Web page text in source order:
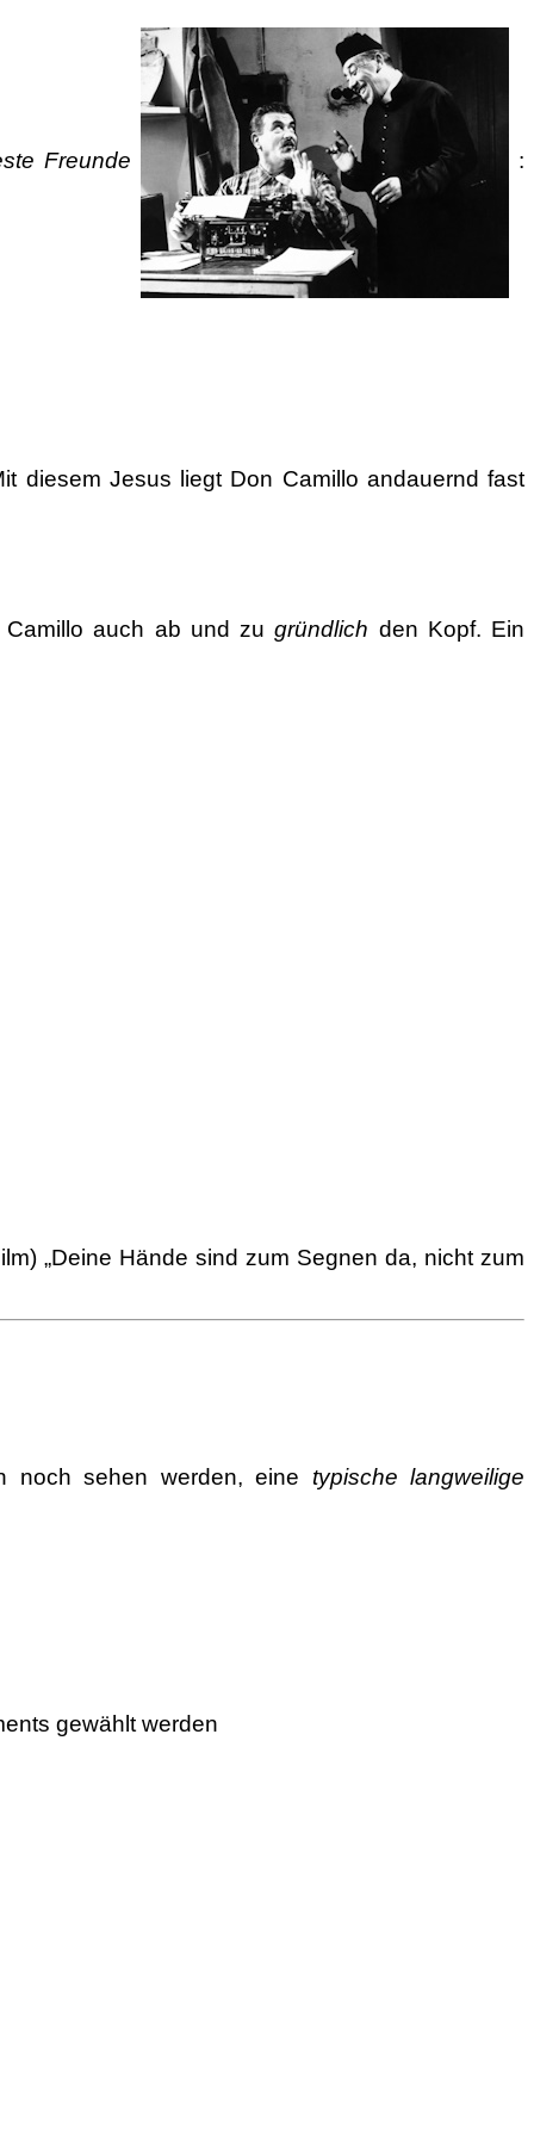
Freunde :
diesem Jesus liegt Don Camillo andauernd fast
Camillo auch ab und zugründlich den Kopf. Ein
„Deine Hände sind zum Segnen da, nicht zum
sehen werden, eine typische langweilige
gewählt werden